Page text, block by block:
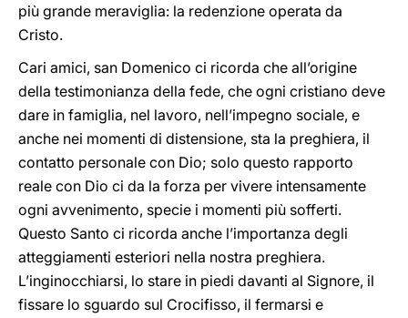
più grande meraviglia: la redenzione operata da
Cristo.
Cari amici, san Domenico ci ricorda che all’origine
della testimonianza della fede, che ogni cristiano deve
dare in famiglia, nel lavoro, nell’impegno sociale, e
anche nei momenti di distensione, sta la preghiera, il
contatto personale con Dio; solo questo rapporto
reale con Dio ci da la forza per vivere intensamente
ogni avvenimento, specie i momenti più sofferti.
Questo Santo ci ricorda anche l’importanza degli
atteggiamenti esteriori nella nostra preghiera.
L’inginocchiarsi, lo stare in piedi davanti al Signore, il
fissare lo sguardo sul Crocifisso, il fermarsi e